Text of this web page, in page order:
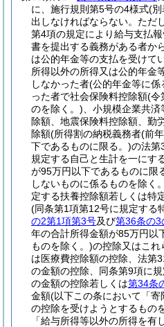
に、施行規則第5号の4様式(別
出しなければならない。 ただ
第4項の規定により給与支払
書を提出する義務がある者か
は公的年金等の支払を受けて
所得以外の所得又は公的年金
しなかった者(公的年金等に係
った者で社会保険料控除額(令
のを除く。) 、小規模企業共
除額、地震保険料控除額、勤
除額(所得割の納税義務者(前
下であるものに限る。)の法第
規定する自己と生計を一にす
が95万円以下であるものに限
しないものに係るものを除く
定する扶養控除額若しくは特
(同条第1項第12号に規定する
の2第1項第3号及び第36条の3
年の合計所得金額が85万円以
ものを除く。)の控除又はこれ
は医療費控除額の控除、法第
の金額の控除、同条第9項に
の金額の控除若しくは第34条
金額(以下この条において「
の控除を受けようとするもの
「給与所得等以外の所得を有